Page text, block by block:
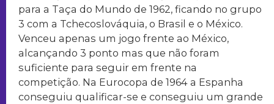
para a Taça do Mundo de 1962, ficando no grupo
3 com a Tchecoslováquia, o Brasil e o México.
Venceu apenas um jogo frente ao México,
alcançando 3 ponto mas que não foram
suficiente para seguir em frente na
competição. Na Eurocopa de 1964 a Espanha
conseguiu qualificar-se e conseguiu um grande